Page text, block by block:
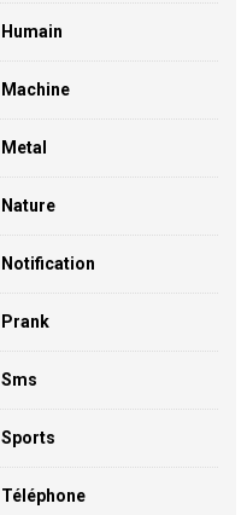
Humain
Machine
Metal
Nature
Notification
Prank
Sms
Sports
Téléphone